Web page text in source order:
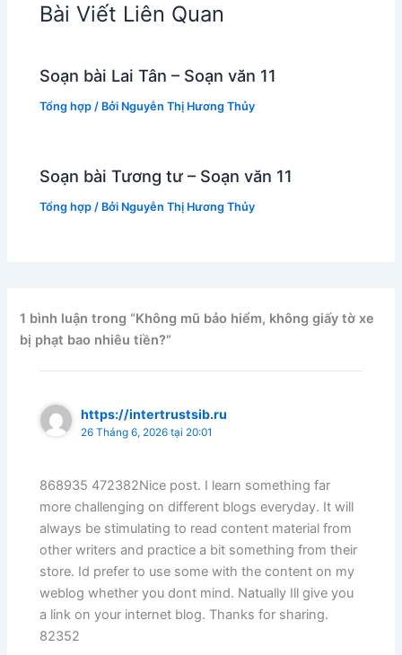
Bài Viết Liên Quan
Soạn bài Lai Tân – Soạn văn 11
Tổng hợp / Bởi Nguyễn Thị Hương Thủy
Soạn bài Tương tư – Soạn văn 11
Tổng hợp / Bởi Nguyễn Thị Hương Thủy
1 bình luận trong “Không mũ bảo hiểm, không giấy tờ xe
bị phạt bao nhiêu tiền?”
https://intertrustsib.ru
26 Tháng 6, 2026 tại 20:01
868935 472382Nice post. I learn something far
more challenging on different blogs everyday. It will
always be stimulating to read content material from
other writers and practice a bit something from their
store. Id prefer to use some with the content on my
weblog whether you dont mind. Natually Ill give you
a link on your internet blog. Thanks for sharing.
82352